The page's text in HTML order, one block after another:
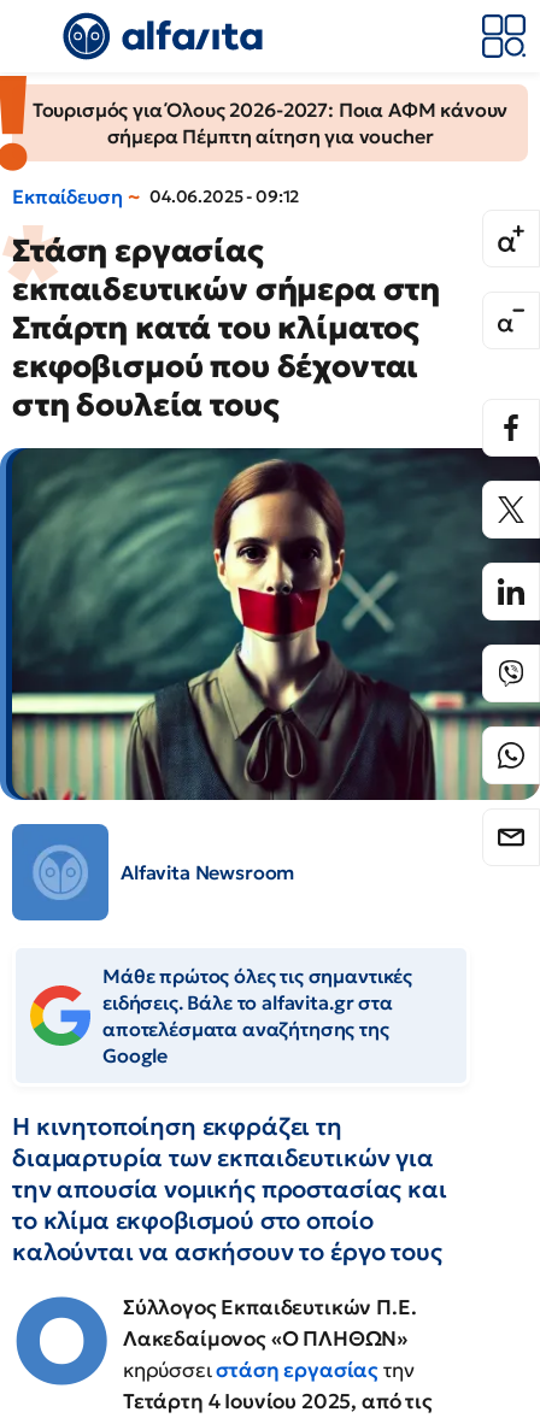
Τουρισμός για Όλους 2026-2027: Ποια ΑΦΜ κάνουν
σήμερα Πέμπτη αίτηση για voucher
Εκπαίδευση 04.06.2025 - 09:12
Στάση εργασίας
εκπαιδευτικών σήμερα στη
Σπάρτη κατά του κλίματος
εκφοβισμού που δέχονται
στη δουλεία τους
Alfavita Newsroom
Μάθε πρώτος όλες τις σημαντικές
ειδήσεις. Βάλε το alfavita.gr στα
αποτελέσματα αναζήτησης της
Google
Η κινητοποίηση εκφράζει τη
διαμαρτυρία των εκπαιδευτικών για
την απουσία νομικής προστασίας και
το κλίμα εκφοβισμού στο οποίο
καλούνται να ασκήσουν το έργο τους
Ο Σύλλογος Εκπαιδευτικών Π.Ε.
Λακεδαίμονος «Ο ΠΛΗΘΩΝ»
κηρύσσειστάση εργασίαςτην
Τετάρτη 4 Ιουνίου 2025, από τις